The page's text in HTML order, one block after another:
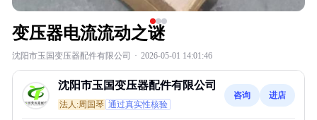
变压器电流流动之谜
沈阳市玉国变压器配件有限公司 · 2026-05-01 14:01:46
沈阳市玉国变压器配件有限公司
法人:周国琴 通过真实性核验
咨询 进店